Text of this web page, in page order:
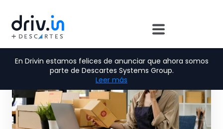
En Drivin estamos felices de anunciar que ahora somos
parte de Descartes Systems Group.
Leer más